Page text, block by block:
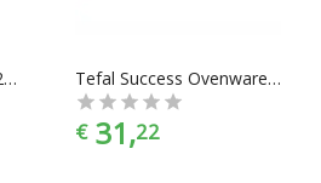
Tefal Pannenkoekpan 25 cm Tefal Success Ovenware J16059 - Braadslede 27 x 37 cm
€ 31,22